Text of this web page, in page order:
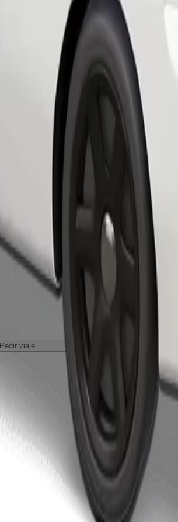
Pedir viaje